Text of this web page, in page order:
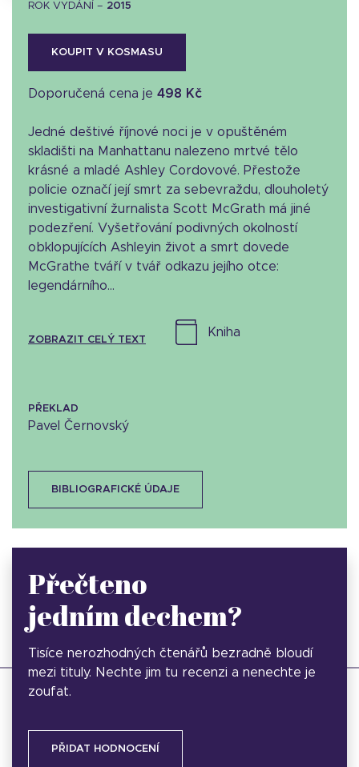
ROK VYDÁNÍ – 2015
KOUPIT V KOSMASU
Doporučená cena je 498 Kč
Jedné deštivé říjnové noci je v opuštěném
skladišti na Manhattanu nalezeno mrtvé tělo
krásné a mladé Ashley Cordovové. Přestože
policie označí její smrt za sebevraždu, dlouholetý
investigativní žurnalista Scott McGrath má jiné
podezření. Vyšetřování podivných okolností
obklopujících Ashleyin život a smrt dovede
McGrathe tváří v tvář odkazu jejího otce:
legendárního...
ZOBRAZIT CELÝ TEXT
kniha
PŘEKLAD
Pavel Černovský
BIBLIOGRAFICKÉ ÚDAJE
Přečteno
jedním dechem?
Tisíce nerozhodných čtenářů bezradně bloudí
mezi tituly. Nechte jim tu recenzi a nenechte je
zoufat.
PŘIDAT HODNOCENÍ